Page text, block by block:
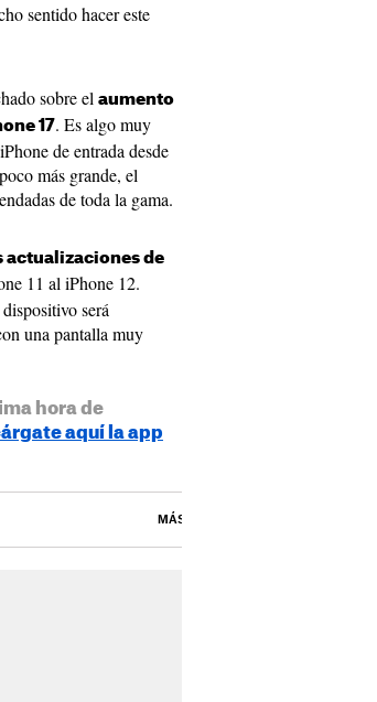
sentido hacer este
sobre el aumento
17. Es algo muy
de entrada desde
más grande, el
de toda la gama.
actualizaciones de
11 al iPhone 12.
será
una pantalla muy
hora de
aquí la app
MÁS